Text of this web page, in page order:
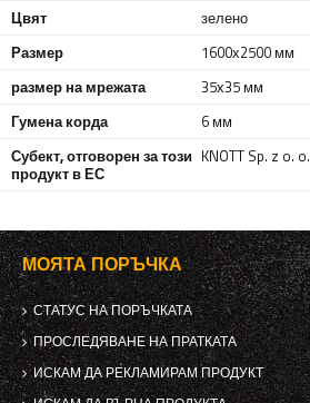
Цвят
зелено
Размер
1600х2500 мм
размер на мрежата
35х35 мм
Гумена корда
6 мм
Субект, отговорен за този
продукт в ЕС
KNOTT Sp. z o. o.
МОЯТА ПОРЪЧКА
СТАТУС НА ПОРЪЧКАТА
ПРОСЛЕДЯВАНЕ НА ПРАТКАТА
ИСКАМ ДА РЕКЛАМИРАМ ПРОДУКТ